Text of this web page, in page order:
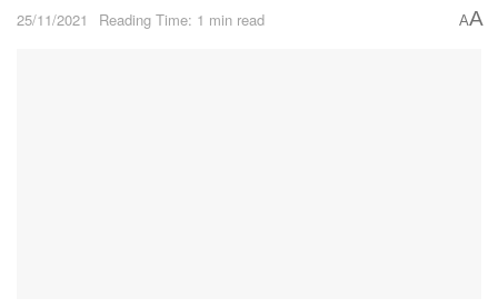
25/11/2021 Reading Time: 1 min read AA